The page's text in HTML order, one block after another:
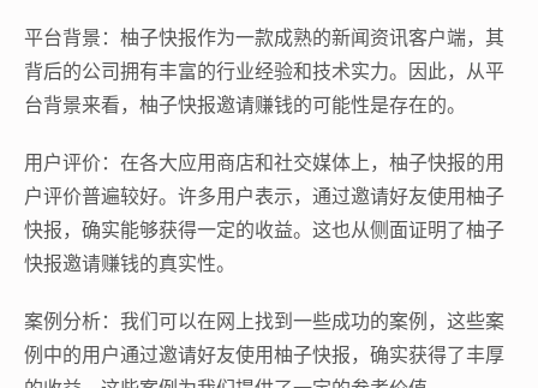
平台背景：柚子快报作为一款成熟的新闻资讯客户端，其
背后的公司拥有丰富的行业经验和技术实力。因此，从平
台背景来看，柚子快报邀请赚钱的可能性是存在的。
用户评价：在各大应用商店和社交媒体上，柚子快报的用
户评价普遍较好。许多用户表示，通过邀请好友使用柚子
快报，确实能够获得一定的收益。这也从侧面证明了柚子
快报邀请赚钱的真实性。
案例分析：我们可以在网上找到一些成功的案例，这些案
例中的用户通过邀请好友使用柚子快报，确实获得了丰厚